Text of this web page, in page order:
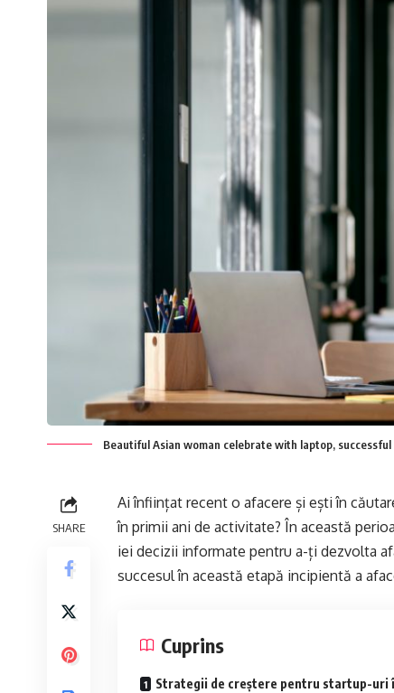
Beautiful Asian woman celebrate with laptop,
SHARE
Ai înființat recent o afacere și ești în
în primii ani de activitate? În această
iei decizii informate pentru a-ți dezvolta
succesul în această etapă incipientă a
Cuprins
Strategii de creștere pentru startup-uri